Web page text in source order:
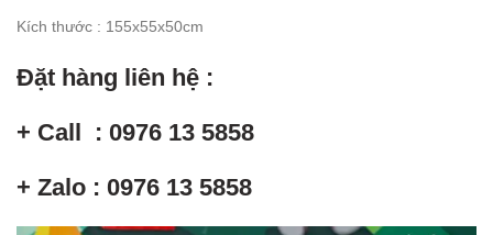
Kích thước : 155x55x50cm
Đặt hàng liên hệ :
+ Call : 0976 13 5858
+ Zalo : 0976 13 5858